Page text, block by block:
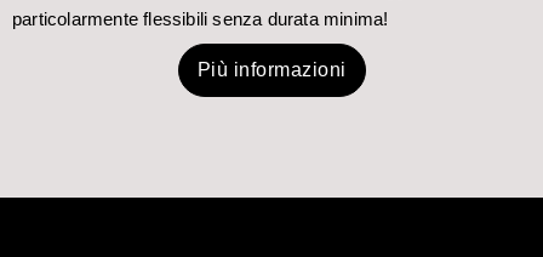
particolarmente flessibili senza durata minima!
Più informazioni